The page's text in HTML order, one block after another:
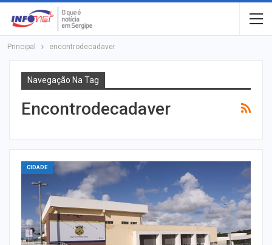
Principal encontrodecadaver
Navegação Na Tag
Encontrodecadaver
CIDADE